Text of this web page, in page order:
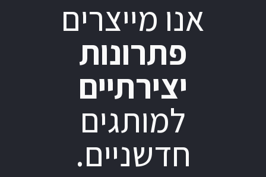
אנו מייצרים
פתרונות
יצירתיים
למותגים
חדשניים.